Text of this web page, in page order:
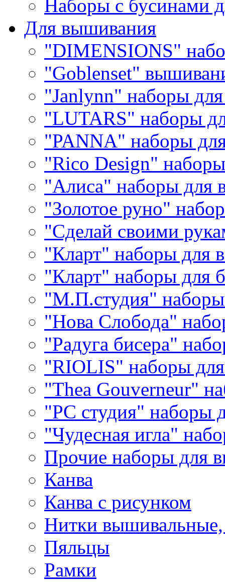
Наборы с бусинами
Для вышивания
"DIMENSIONS"
"Goblenset"
"Janlynn" наборы
"LUTARS" наборы
"PANNA" наборы
"Rico Design"
"Алиса" наборы для
"Золотое руно"
"Сделай своими
"Кларт" наборы для
"Кларт" наборы для
"М.П.студия"
"Нова Слобода"
"Радуга бисера"
"RIOLIS" наборы
"Thea Gouverneur"
"РС студия" наборы
"Чудесная игла"
Прочие наборы для
Канва
Канва с рисунком
Нитки
Пяльцы
Рамки